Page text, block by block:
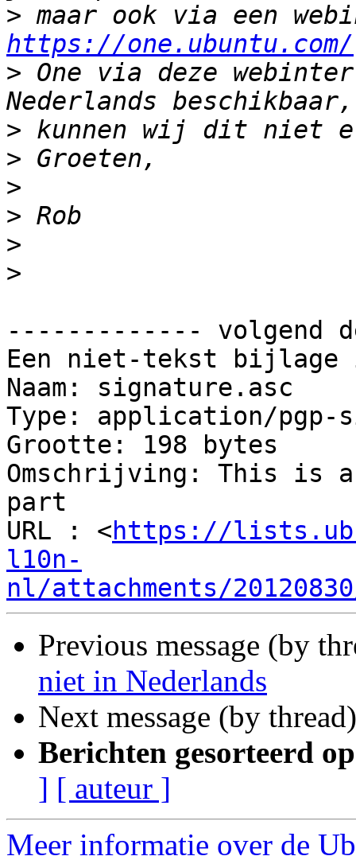
>
https://one.ubuntu.com/
> One via deze
>
>
>
>
>
>
------------- volgend
Een niet-tekst
Naam: signature.asc
Type: application/pgp-
Grootte: 198 bytes
Omschrijving: This is
part
URL : <https://
l10n-
nl/attachments/
Previous message (by
niet in Nederlands
Next message (by
Berichten gesorteerd
] [ auteur ]
Meer informatie over de